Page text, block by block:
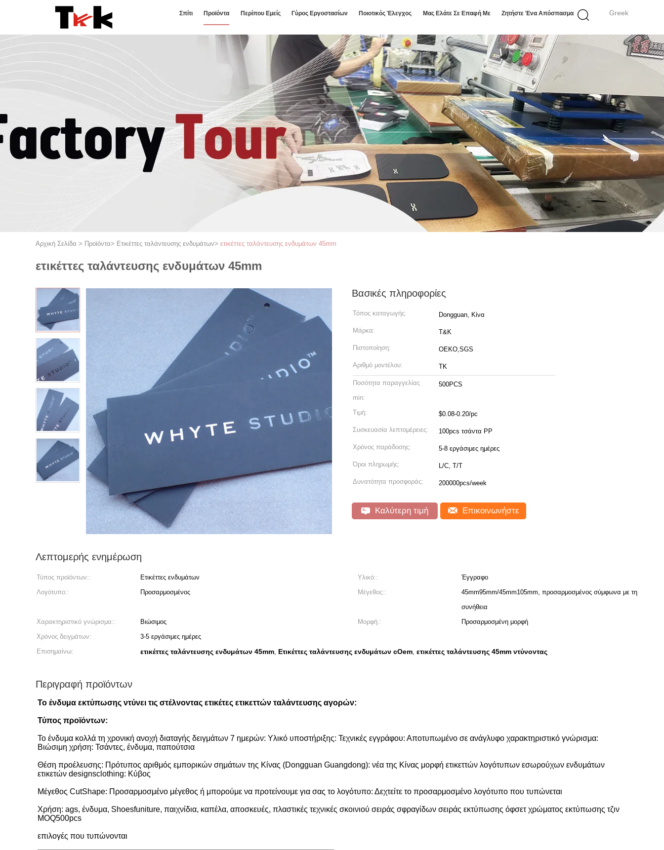
Greek
Σπίτι Προϊόντα Περίπου Εμείς Γύρος Εργοστασίων Ποιοτικός Έλεγχος Μας Ελάτε Σε Επαφή Με Ζητήστε Ένα Απόσπασμα
Αρχική Σελίδα > Προϊόντα> Ετικέττες ταλάντευσης ενδυμάτων> ετικέττες ταλάντευσης ενδυμάτων 45mm
ετικέττες ταλάντευσης ενδυμάτων 45mm
Βασικές πληροφορίες
Τόπος καταγωγής: Dongguan, Κίνα
Μάρκα: T&K
Πιστοποίηση: OEKO,SGS
Αριθμό μοντέλου: TK
Ποσότητα παραγγελίας
min:
500PCS
Τιμή: $0.08-0.20/pc
Συσκευασία λεπτομέρειες: 100pcs τσάντα PP
Χρόνος παράδοσης: 5-8 εργάσιμες ημέρες
Όροι πληρωμής: L/C, T/T
Δυνατότητα προσφοράς: 200000pcs/week
Καλύτερη τιμή Επικοινωνήστε
Λεπτομερής ενημέρωση
Τύπος προϊόντων:: Ετικέττες ενδυμάτων Υλικό::
Έγγραφο
Λογότυπο::
Προσαρμοσμένος Μέγεθος::
45mm95mm/45mm105mm, προσαρμοσμένος σύμφωνα με τη
συνήθεια
Χαρακτηριστικό γνώρισμα::
Βιώσιμος Μορφή::
Προσαρμοσμένη μορφή
Χρόνος δειγμάτων:
3-5 εργάσιμες ημέρες
Επισημαίνω:
ετικέττες ταλάντευσης ενδυμάτων 45mm, Ετικέττες ταλάντευσης ενδυμάτων cOem, ετικέττες ταλάντευσης 45mm ντύνοντας
Περιγραφή προϊόντων
Το ένδυμα εκτύπωσης ντύνει τις στέλνοντας ετικέτες ετικεττών ταλάντευσης αγορών:
Τύπος προϊόντων:
Το ένδυμα κολλά τη χρονική ανοχή διαταγής δειγμάτων 7 ημερών: Υλικό υποστήριξης: Τεχνικές εγγράφου: Αποτυπωμένο σε ανάγλυφο χαρακτηριστικό γνώρισμα:
Βιώσιμη χρήση: Τσάντες, ένδυμα, παπούτσια
Θέση προέλευσης: Πρότυπος αριθμός εμπορικών σημάτων της Κίνας (Dongguan Guangdong): νέα της Κίνας μορφή ετικεττών λογότυπων εσωρούχων ενδυμάτων
ετικετών designsclothing: Κύβος
Μέγεθος CutShape: Προσαρμοσμένο μέγεθος ή μπορούμε να προτείνουμε για σας το λογότυπο: Δεχτείτε το προσαρμοσμένο λογότυπο που τυπώνεται
Χρήση: ags, ένδυμα, Shoesfuniture, παιχνίδια, καπέλα, αποσκευές, πλαστικές τεχνικές σκοινιού σειράς σφραγίδων σειράς εκτύπωσης όφσετ χρώματος εκτύπωσης τζιν
MOQ500pcs
επιλογές που τυπώνονται